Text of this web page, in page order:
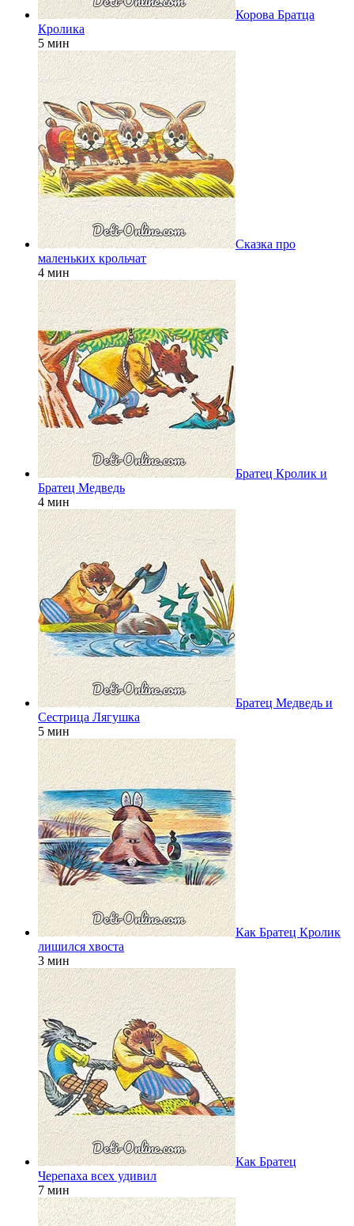
Корова Братца
Кролика
5 мин
Сказка про
маленьких крольчат
4 мин
Братец Кролик и
Братец Медведь
4 мин
Братец Медведь и
Сестрица Лягушка
5 мин
Как Братец Кролик
лишился хвоста
3 мин
Как Братец
Черепаха всех удивил
7 мин